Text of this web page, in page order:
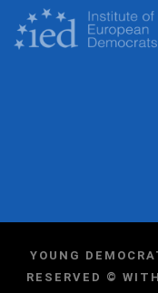
YOUNG
RESERVED ©